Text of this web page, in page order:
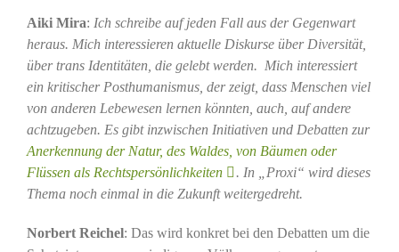
Aiki Mira: Ich schreibe auf jeden Fall aus der Gegenwart
heraus. Mich interessieren aktuelle Diskurse über Diversität,
über trans Identitäten, die gelebt werden. Mich interessiert
ein kritischer Posthumanismus, der zeigt, dass Menschen viel
von anderen Lebewesen lernen könnten, auch, auf andere
achtzugeben. Es gibt inzwischen Initiativen und Debatten zur
Anerkennung der Natur, des Waldes, von Bäumen oder
Flüssen als Rechtspersönlichkeiten
. In „Proxi“ wird dieses
Thema noch einmal in die Zukunft weitergedreht.
Norbert Reichel: Das wird konkret bei den Debatten um die